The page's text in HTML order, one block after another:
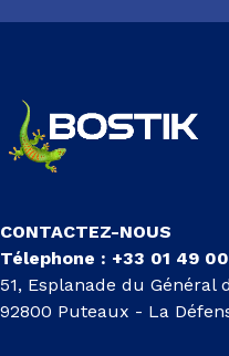
CONTACTEZ-NOUS
Télephone : +33 01 49
51, Esplanade du Général
92800 Puteaux - La